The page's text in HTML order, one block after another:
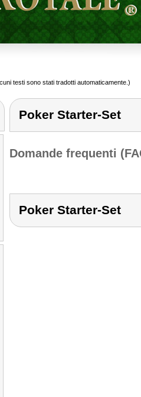
testi sono stati tradotti automaticamente.)
Poker Starter-Set
Domande frequenti
Poker Starter-Set